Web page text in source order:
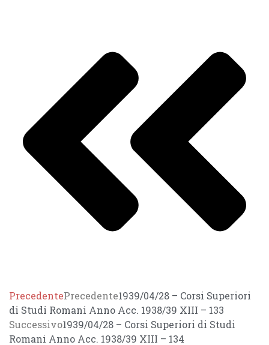
PrecedentePrecedente1939/04/28 – Corsi Superiori
di Studi Romani Anno Acc. 1938/39 XIII – 133
Successivo1939/04/28 – Corsi Superiori di Studi
Romani Anno Acc. 1938/39 XIII – 134